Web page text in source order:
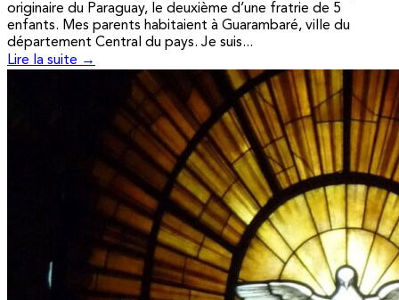
originaire du Paraguay, le deuxième d’une fratrie de 5
enfants. Mes parents habitaient à Guarambaré, ville du
département Central du pays. Je suis...
Lire la suite →